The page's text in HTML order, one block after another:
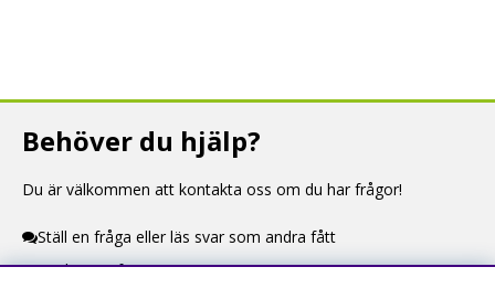
Behöver du hjälp?
Du är välkommen att kontakta oss om du har frågor!
Ställ en fråga eller läs svar som andra fått
Kontaktuppgifter